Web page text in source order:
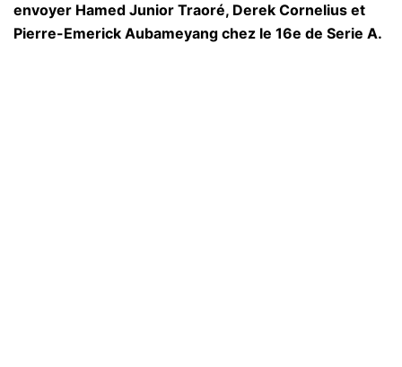
envoyer Hamed Junior Traoré, Derek Cornelius et
Pierre-Emerick Aubameyang chez le 16e de Serie A.